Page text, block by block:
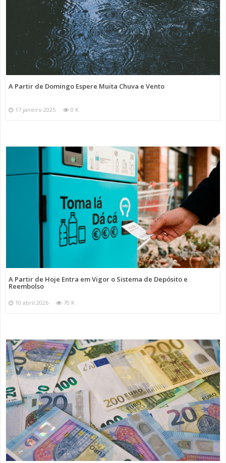
A Partir de Domingo Espere Muita Chuva e Vento
17 janeiro 2025 0 K
A Partir de Hoje Entra em Vigor o Sistema de Depósito e
Reembolso
10 abril 2026 70 K